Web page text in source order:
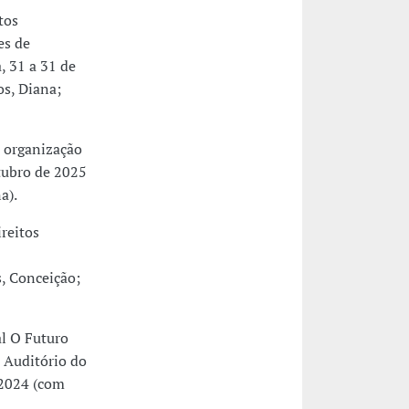
de
31 a 31 de
Diana;
de 2025
Conceição;
O Futuro
Auditório do
(com